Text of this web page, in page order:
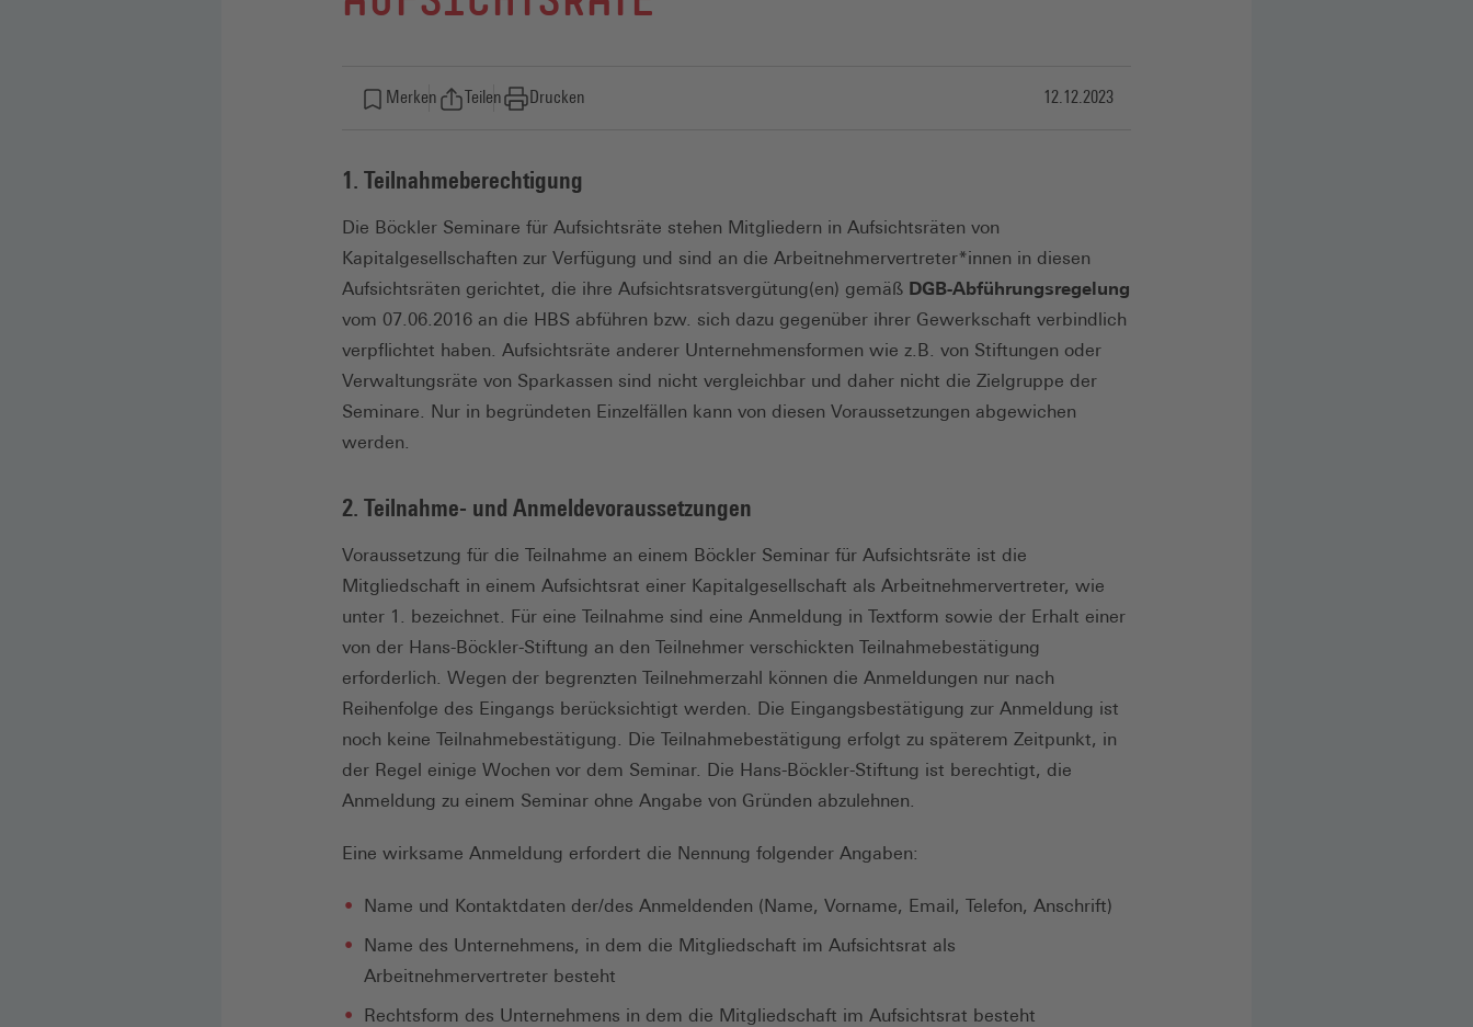
Merken Teilen Drucken 12.12.2023
1. Teilnahmeberechtigung
Die Böckler Seminare für Aufsichtsräte stehen Mitgliedern in Aufsichtsräten von
Kapitalgesellschaften zur Verfügung und sind an die Arbeitnehmervertreter*innen in diesen
Aufsichtsräten gerichtet, die ihre Aufsichtsratsvergütung(en) gemäß DGB-Abführungsregelung
vom 07.06.2016 an die HBS abführen bzw. sich dazu gegenüber ihrer Gewerkschaft verbindlich
verpflichtet haben. Aufsichtsräte anderer Unternehmensformen wie z.B. von Stiftungen oder
Verwaltungsräte von Sparkassen sind nicht vergleichbar und daher nicht die Zielgruppe der
Seminare. Nur in begründeten Einzelfällen kann von diesen Voraussetzungen abgewichen
werden.
2. Teilnahme- und Anmeldevoraussetzungen
Voraussetzung für die Teilnahme an einem Böckler Seminar für Aufsichtsräte ist die
Mitgliedschaft in einem Aufsichtsrat einer Kapitalgesellschaft als Arbeitnehmervertreter, wie
unter 1. bezeichnet. Für eine Teilnahme sind eine Anmeldung in Textform sowie der Erhalt einer
von der Hans-Böckler-Stiftung an den Teilnehmer verschickten Teilnahmebestätigung
erforderlich. Wegen der begrenzten Teilnehmerzahl können die Anmeldungen nur nach
Reihenfolge des Eingangs berücksichtigt werden. Die Eingangsbestätigung zur Anmeldung ist
noch keine Teilnahmebestätigung. Die Teilnahmebestätigung erfolgt zu späterem Zeitpunkt, in
der Regel einige Wochen vor dem Seminar. Die Hans-Böckler-Stiftung ist berechtigt, die
Anmeldung zu einem Seminar ohne Angabe von Gründen abzulehnen.
Eine wirksame Anmeldung erfordert die Nennung folgender Angaben:
Name und Kontaktdaten der/des Anmeldenden (Name, Vorname, Email, Telefon, Anschrift)
Name des Unternehmens, in dem die Mitgliedschaft im Aufsichtsrat als
Arbeitnehmervertreter besteht
Rechtsform des Unternehmens in dem die Mitgliedschaft im Aufsichtsrat besteht